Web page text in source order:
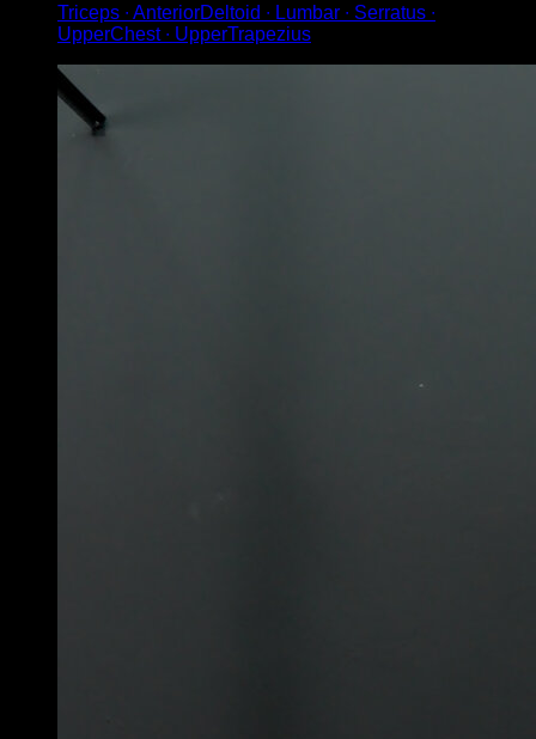
Triceps ∙ AnteriorDeltoid ∙ Lumbar ∙ Serratus ∙
UpperChest ∙ UpperTrapezius